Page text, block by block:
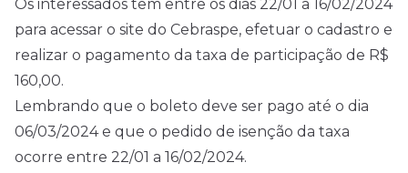
Os interessados tem entre os dias 22/01 a 16/02/2024
para acessar o site do Cebraspe, efetuar o cadastro e
realizar o pagamento da taxa de participação de R$
160,00.
Lembrando que o boleto deve ser pago até o dia
06/03/2024 e que o pedido de isenção da taxa
ocorre entre 22/01 a 16/02/2024.